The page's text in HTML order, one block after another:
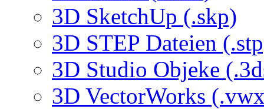
3D SketchUp (.skp)
3D STEP Dateien
3D Studio Objeke
3D VectorWorks